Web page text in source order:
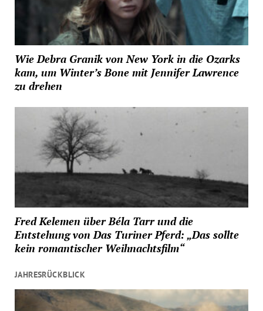
Wie Debra Granik von New York in die Ozarks
kam, um Winter’s Bone mit Jennifer Lawrence
zu drehen
Fred Kelemen über Béla Tarr und die
Entstehung von Das Turiner Pferd: „Das sollte
kein romantischer Weihnachtsfilm“
JAHRESRÜCKBLICK